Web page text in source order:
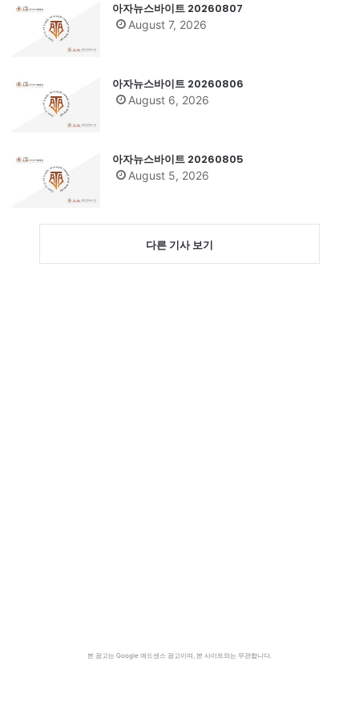
아자뉴스바이트 20260807
August 7, 2026
아자뉴스바이트 20260806
August 6, 2026
아자뉴스바이트 20260805
August 5, 2026
다른 기사 보기
본 광고는 Google 애드센스 광고이며, 본 사이트와는 무관합니다.